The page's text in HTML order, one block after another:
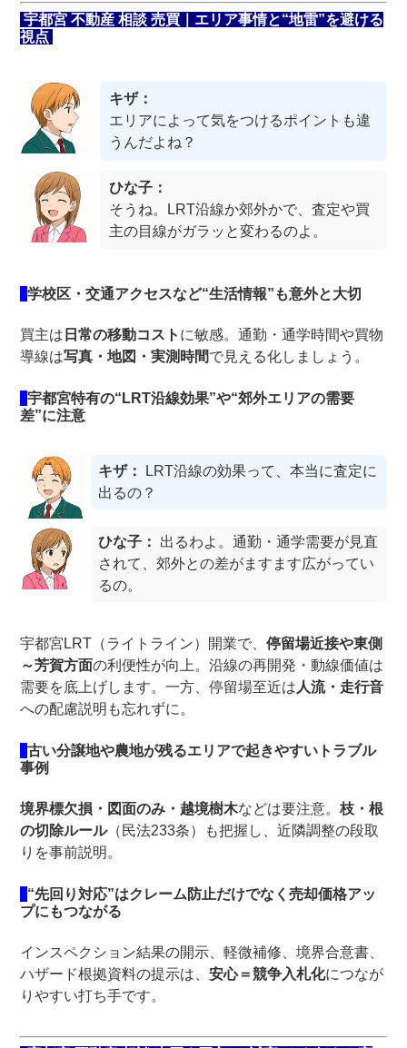
宇都宮 不動産 相談 売買｜エリア事情と“地雷”を避ける
視点
キザ：
エリアによって気をつけるポイントも違
うんだよね？
ひな子：
そうね。LRT沿線か郊外かで、査定や買
主の目線がガラッと変わるのよ。
学校区・交通アクセスなど“生活情報”も意外と大切
買主は 日常の移動コスト に敏感。通勤・通学時間や買物
導線は写真・地図・実測時間で見える化しましょう。
宇都宮特有の“LRT沿線効果”や“郊外エリアの需要
差”に注意
キザ：
LRT沿線の効果って、本当に査定に
出るの？
ひな子：
出るわよ。通勤・通学需要が見直
されて、郊外との差がますます広がってい
るの。
宇都宮LRT（ライトライン）開業で、停留場近接や東側
～芳賀方面の利便性が向上。沿線の再開発・動線価値は
需要を底上げします。一方、停留場至近は 人流・走行音
への配慮説明も忘れずに。
古い分譲地や農地が残るエリアで起きやすいトラブル
事例
境界標欠損・図面のみ・越境樹木などは要注意。枝・根
の切除ルール（民法233条）も把握し、近隣調整の段取
りを事前説明。
“先回り対応”はクレーム防止だけでなく売却価格アッ
プにもつながる
インスペクション結果の開示、軽微補修、境界合意書、
ハザード根拠資料の提示は、安心＝競争入札化につなが
りやすい打ち手です。